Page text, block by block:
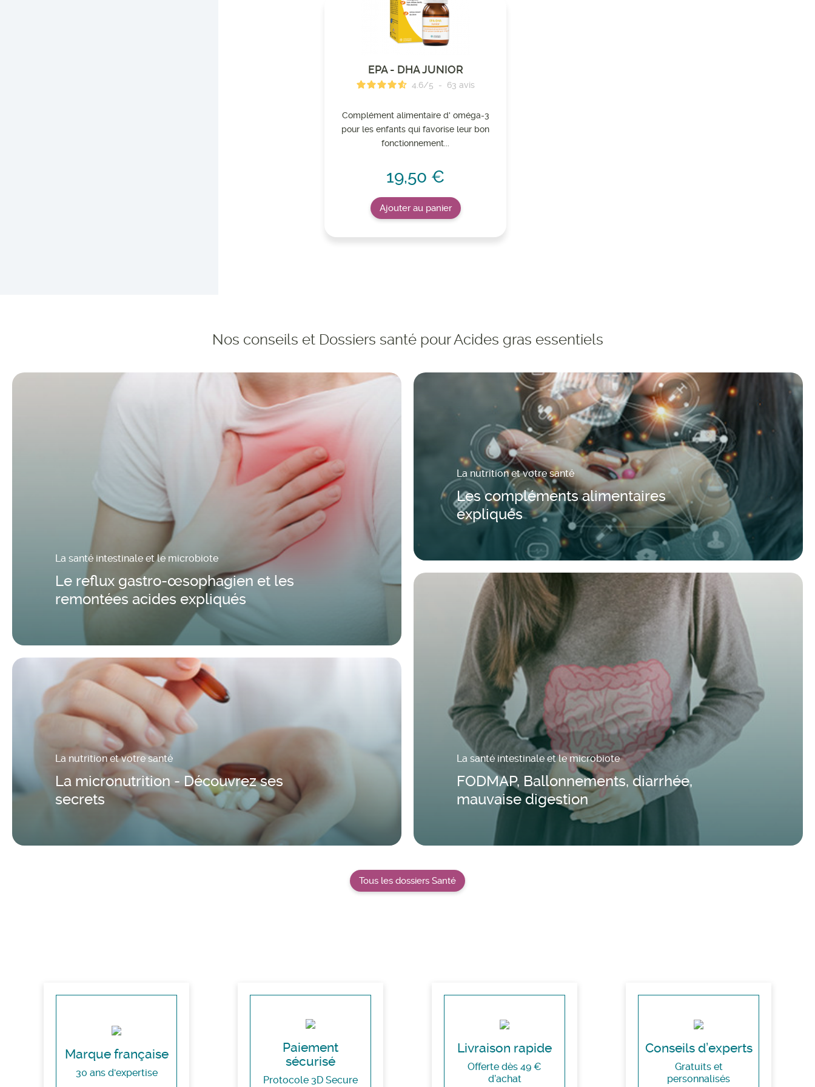
EPA - DHA JUNIOR
4.6/5 - 63 avis
Complément alimentaire d' oméga-3
pour les enfants qui favorise leur bon
fonctionnement...
19,50 €
Ajouter au panier
Nos conseils et Dossiers santé pour Acides gras essentiels
La santé intestinale et le microbiote
Le reflux gastro-œsophagien et les
remontées acides expliqués
La nutrition et votre santé
Les compléments alimentaires
expliqués
La nutrition et votre santé
La micronutrition - Découvrez ses
secrets
La santé intestinale et le microbiote
FODMAP, Ballonnements, diarrhée,
mauvaise digestion
Tous les dossiers Santé
Marque française
30 ans d'expertise
Paiement
sécurisé
Protocole 3D Secure
Livraison rapide
Offerte dès 49 €
d’achat
Conseils d’experts
Gratuits et
personnalisés